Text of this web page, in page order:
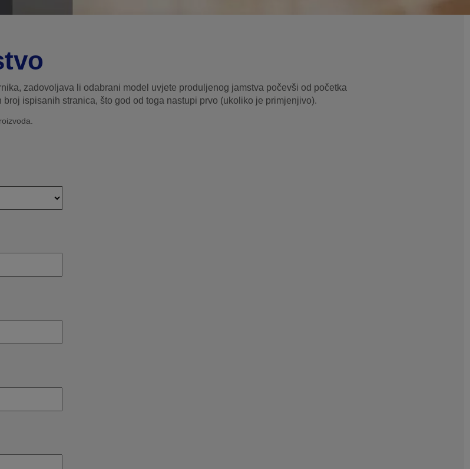
zadovoljava li odabrani model uvjete produljenog jamstva počevši od početka
ispisanih stranica, što god od toga nastupi prvo (ukoliko je primjenjivo).